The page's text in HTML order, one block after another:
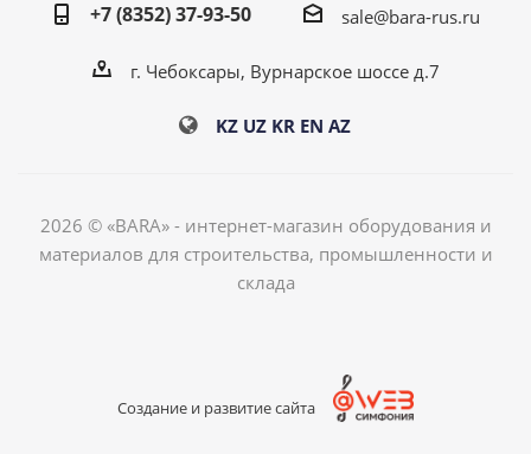
+7 (8352) 37-93-50
sale@bara-rus.ru
г. Чебоксары, Вурнарское шоссе д.7
KZ UZ KR EN AZ
2026 © «BARA» - интернет-магазин оборудования и
материалов для строительства, промышленности и
склада
Создание и развитие сайта